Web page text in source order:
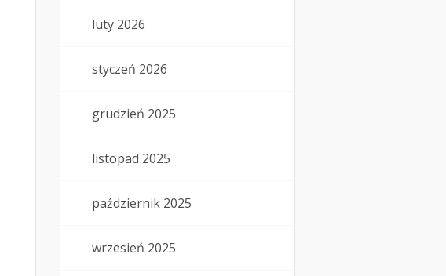
luty 2026
styczeń 2026
grudzień 2025
listopad 2025
październik 2025
wrzesień 2025